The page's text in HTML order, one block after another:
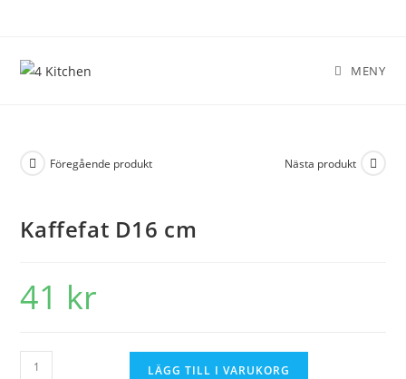
MENY
Föregående produkt Nästa produkt
Kaffefat D16 cm
41 kr
LÄGG TILL I VARUKORG